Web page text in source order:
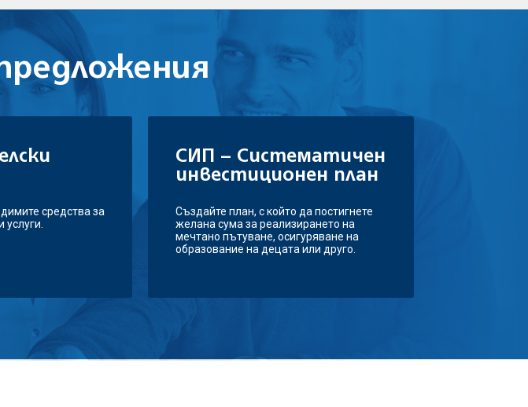
средства за
СИП – Систематичен
инвестиционен план
Създайте план, с който да постигнете
желана сума за реализирането на
мечтано пътуване, осигуряване на
образование на децата или друго.